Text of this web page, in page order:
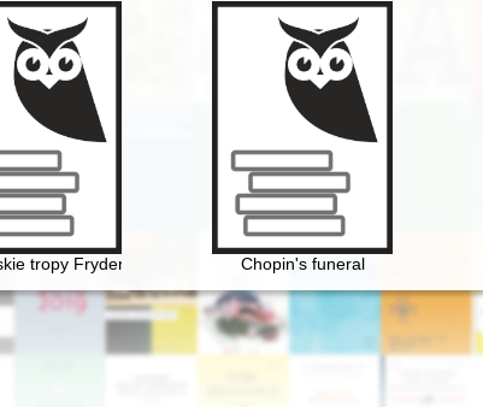
Vol 1-2
tropy Fryderyka [Chopina] Chopin's funeral